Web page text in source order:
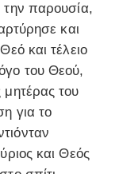
την παρουσία,
και
και τέλειο
του Θεού,
του
για το
και Θεός